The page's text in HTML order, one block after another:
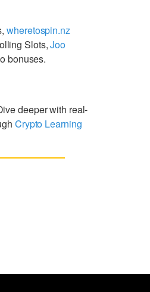
wheretospin.nz
Slots,Joo
bonuses.
deeper with real-
Crypto Learning